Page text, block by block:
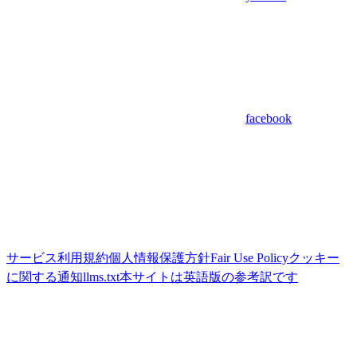
facebook
サービス利用規約個人情報保護方針Fair Use Policyクッキー
に関する通知llms.txt本サイトは英語版の参考訳です